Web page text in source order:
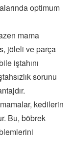
optimum
mama
jöleli ve parça
iştahını
sorunu
kedilerin
Bu, böbrek